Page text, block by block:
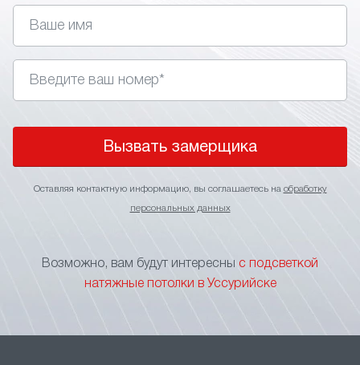
управления. Главное правильно подобрать стиль,
так как подсветка не подходит для классических
интерьеров.
в интерьере световых линий позволяет визуально
пространство помещения или выделить
определенный участок.
оптимальное решение для зонирования
пространства без применения перегородок
перемещения. Тонкие световые линии на потолке
станут прекрасным указателем границы
Вызвать замерщика
Оставляя контактную информацию, вы соглашаетесь на обработку
персональных данных
Возможно, вам будут интересны с подсветкой
натяжные потолки в Уссурийске